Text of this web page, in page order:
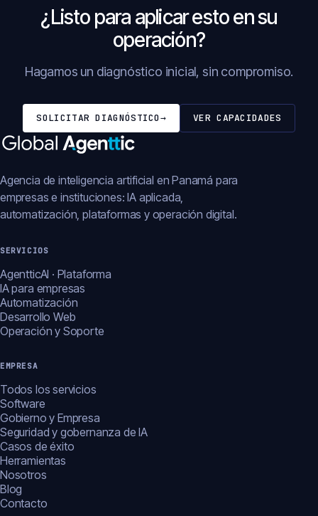
¿Listo para aplicar esto en su
operación?
Hagamos un diagnóstico inicial, sin compromiso.
SOLICITAR DIAGNÓSTICO→ VER CAPACIDADES
Agencia de inteligencia artificial en Panamá para
empresas e instituciones: IA aplicada,
automatización, plataformas y operación digital.
SERVICIOS
AgentticAI · Plataforma
IA para empresas
Automatización
Desarrollo Web
Operación y Soporte
EMPRESA
Todos los servicios
Software
Gobierno y Empresa
Seguridad y gobernanza de IA
Casos de éxito
Herramientas
Nosotros
Blog
Contacto